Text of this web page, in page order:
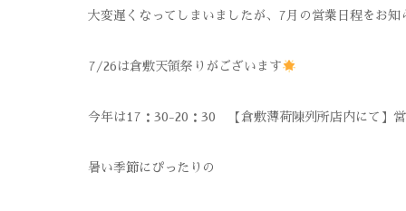
大変遅くなってしまいましたが、7月の営業日程をお知
7/26は倉敷天領祭りがございます
今年は17：30-20：30 【倉敷薄荷陳列所店内にて】営
暑い季節にぴったりの